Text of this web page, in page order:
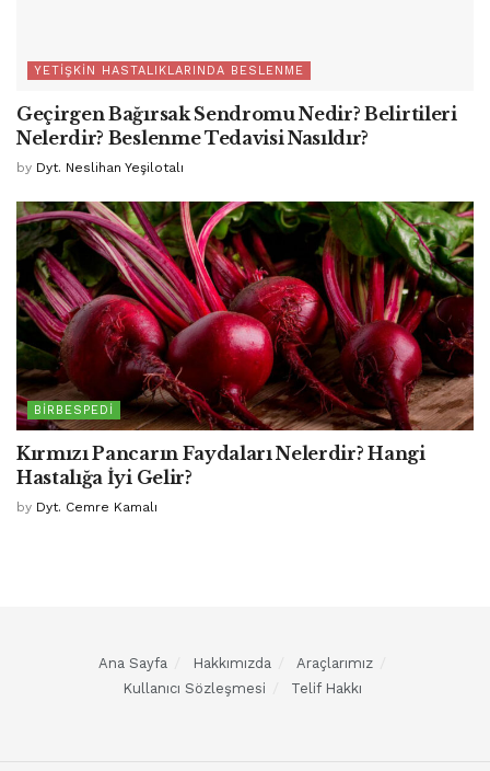
YETIŞKIN HASTALIKLARINDA BESLENME
Geçirgen Bağırsak Sendromu Nedir? Belirtileri
Nelerdir? Beslenme Tedavisi Nasıldır?
by Dyt. Neslihan Yeşilotalı
BIRBESPEDI
Kırmızı Pancarın Faydaları Nelerdir? Hangi
Hastalığa İyi Gelir?
by Dyt. Cemre Kamalı
Ana Sayfa Hakkımızda
Araçlarımız
Kullanıcı Sözleşmesi
Telif Hakkı